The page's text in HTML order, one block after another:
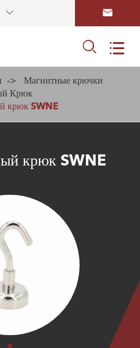
 
 
Магнитные крючки
Крюк
крюк SWNE
крюк SWNE